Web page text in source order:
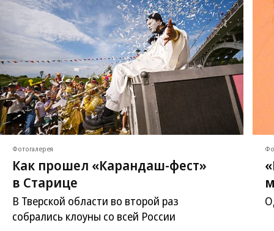
Фотогалерея
Как прошел «Карандаш-фест»
в Старице
В Тверской области во второй раз
собрались клоуны со всей России